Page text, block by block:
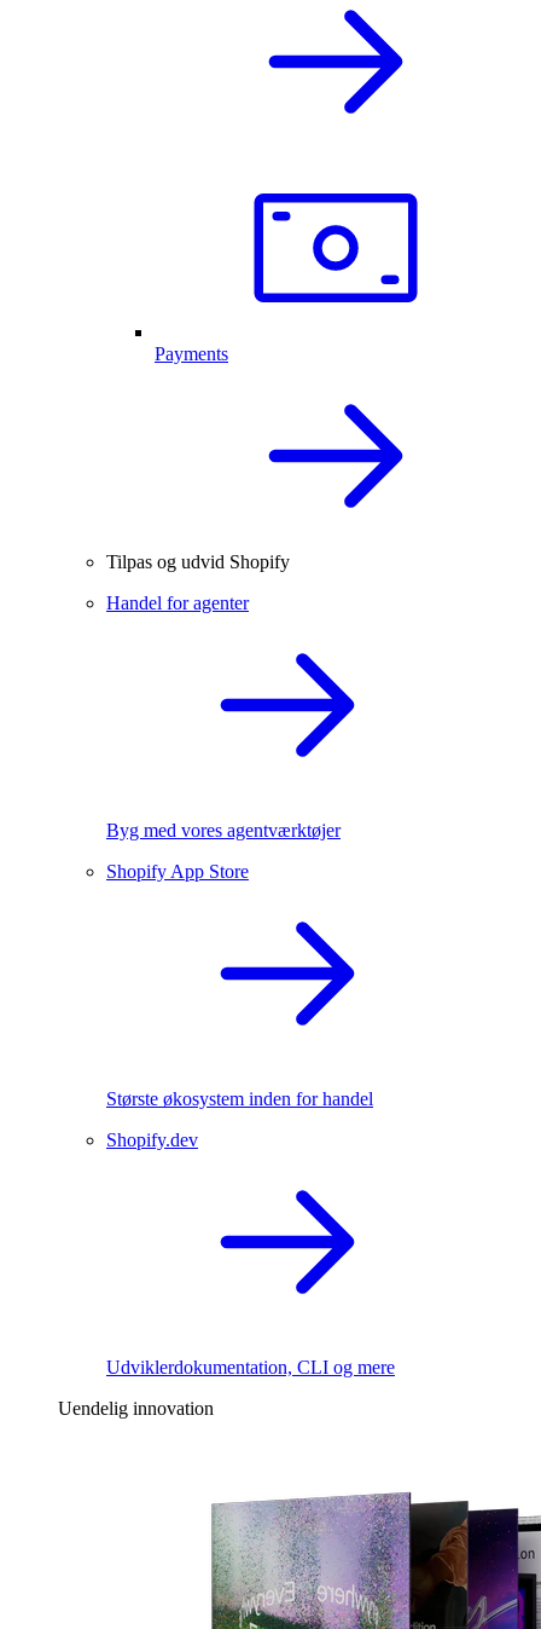
Payments
Tilpas og udvid Shopify
Handel for agenter
Byg med vores agentværktøjer
Shopify App Store
Største økosystem inden for handel
Shopify.dev
Udviklerdokumentation, CLI og mere
Uendelig innovation